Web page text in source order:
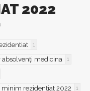
2022
1
absolvenți medicina 1
minim rezidențiat 2022 1